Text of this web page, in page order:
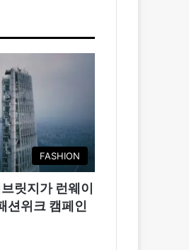
FASHION
릿지가 런웨이
위크 캠페인